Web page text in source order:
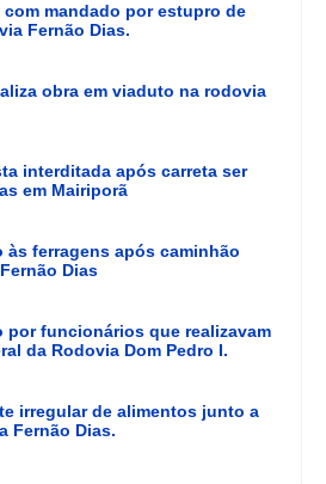
com mandado por estupro de
Fernão Dias.
obra em viaduto na rodovia
interditada após carreta ser
em Mairiporã
às ferragens após caminhão
Dias
por funcionários que realizavam
da Rodovia Dom Pedro I.
irregular de alimentos junto a
Fernão Dias.